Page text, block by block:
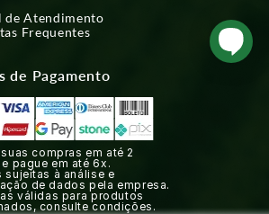
de Atendimento
Frequentes
de Pagamento
compras em até 2
pague em até 6x.
sujeitas à análise e
de dados pela empresa.
válidas para produtos
consulte condições.